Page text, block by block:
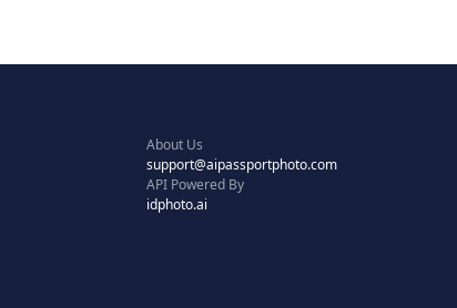
About Us
support@aipassportphoto.com
API Powered By
idphoto.ai